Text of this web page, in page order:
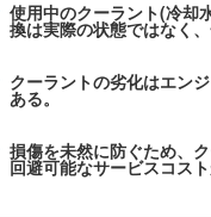
使用中のクーラント(冷却
換は実際の状態ではなく
クーラントの劣化はエン
ある。
損傷を未然に防ぐため、
回避可能なサービスコス